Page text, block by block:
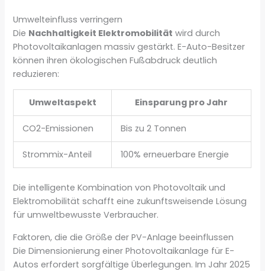
Umwelteinfluss verringern
Die Nachhaltigkeit Elektromobilität wird durch
Photovoltaikanlagen massiv gestärkt. E-Auto-Besitzer
können ihren ökologischen Fußabdruck deutlich
reduzieren:
Umweltaspekt Einsparung pro Jahr
CO2-Emissionen Bis zu 2 Tonnen
Strommix-Anteil 100% erneuerbare Energie
Die intelligente Kombination von Photovoltaik und
Elektromobilität schafft eine zukunftsweisende Lösung
für umweltbewusste Verbraucher.
Faktoren, die die Größe der PV-Anlage beeinflussen
Die Dimensionierung einer Photovoltaikanlage für E-
Autos erfordert sorgfältige Überlegungen. Im Jahr 2025